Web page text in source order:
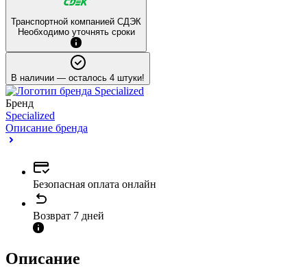
Транспортной компанией СДЭК
Необходимо уточнять сроки
В наличии — осталось 4 штуки!
Бренд
Specialized
Описание бренда
Безопасная оплата онлайн
Возврат 7 дней
Описание